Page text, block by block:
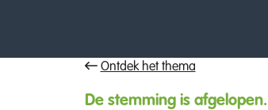
Ontdek het thema
De stemming is afgelopen.